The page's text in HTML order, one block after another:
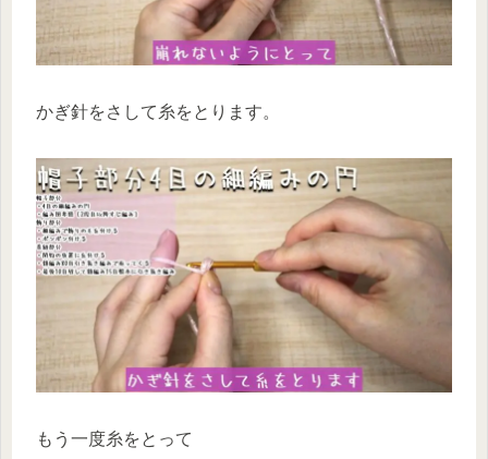
かぎ針をさして糸をとります。
もう一度糸をとって